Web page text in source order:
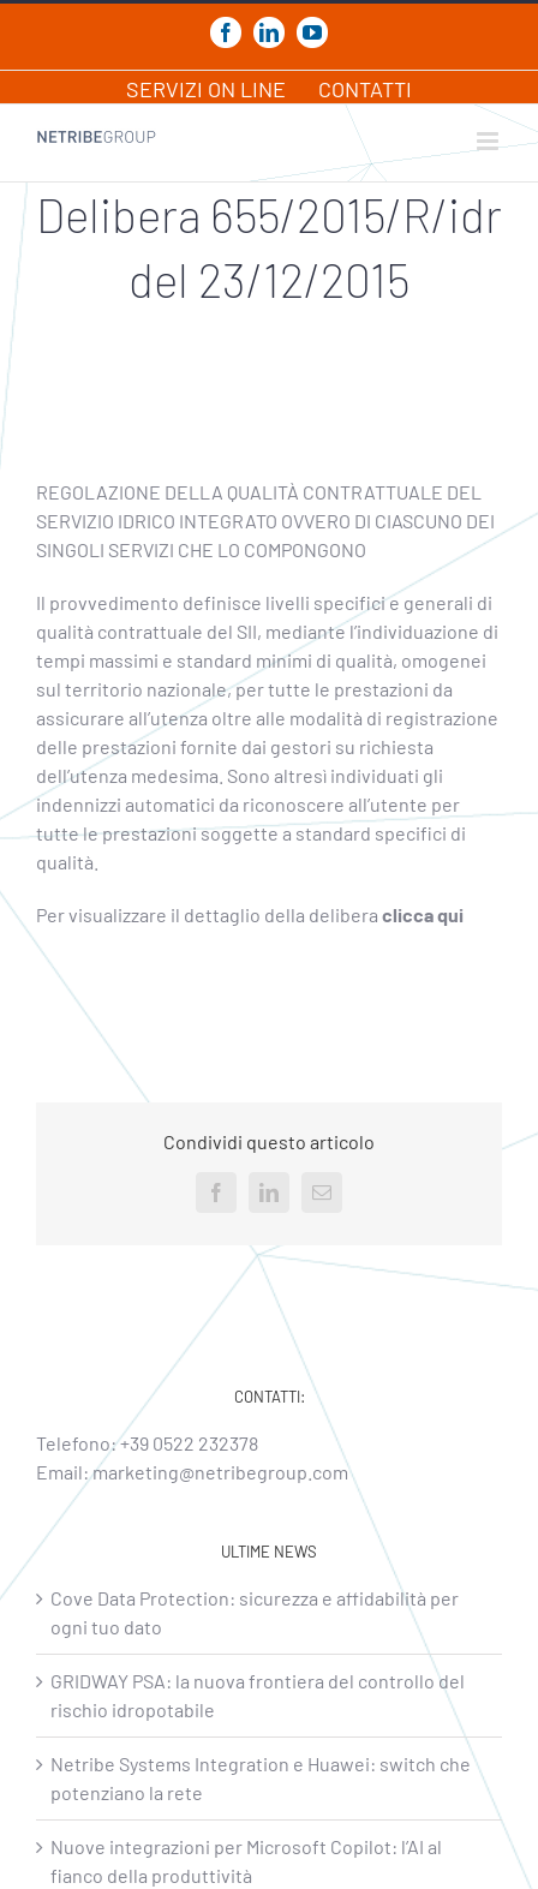
contenuto
FacebookLinkedInYouTube
SERVIZI ON LINE CONTATTI
Delibera 655/2015/R/idr
del 23/12/2015
REGOLAZIONE DELLA QUALITÀ CONTRATTUALE DEL
SERVIZIO IDRICO INTEGRATO OVVERO DI CIASCUNO DEI
SINGOLI SERVIZI CHE LO COMPONGONO
Il provvedimento definisce livelli specifici e generali di
qualità contrattuale del SII, mediante l’individuazione di
tempi massimi e standard minimi di qualità, omogenei
sul territorio nazionale, per tutte le prestazioni da
assicurare all’utenza oltre alle modalità di registrazione
delle prestazioni fornite dai gestori su richiesta
dell’utenza medesima. Sono altresì individuati gli
indennizzi automatici da riconoscere all’utente per
tutte le prestazioni soggette a standard specifici di
qualità.
Per visualizzare il dettaglio della delibera clicca qui
Condividi questo articolo
FacebookLinkedInEmail
CONTATTI:
Telefono:+39 0522 232378
Email:marketing@netribegroup.com
ULTIME NEWS
Cove Data Protection: sicurezza e affidabilità per
ogni tuo dato
GRIDWAY PSA: la nuova frontiera del controllo del
rischio idropotabile
Netribe Systems Integration e Huawei: switch che
potenziano la rete
Nuove integrazioni per Microsoft Copilot: l’AI al
fianco della produttività